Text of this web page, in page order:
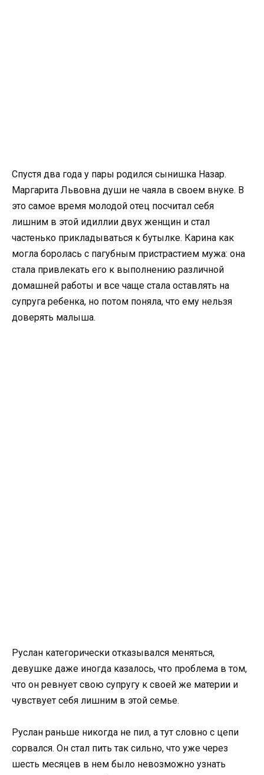
Спустя два года у пары родился сынишка Назар.
Маргарита Львовна души не чаяла в своем внуке. В
это самое время молодой отец посчитал себя
лишним в этой идиллии двух женщин и стал
частенько прикладываться к бутылке. Карина как
могла боролась с пагубным пристрастием мужа: она
стала привлекать его к выполнению различной
домашней работы и все чаще стала оставлять на
супруга ребенка, но потом поняла, что ему нельзя
доверять малыша.
Руслан категорически отказывался меняться,
девушке даже иногда казалось, что проблема в том,
что он ревнует свою супругу к своей же материи и
чувствует себя лишним в этой семье.
Руслан раньше никогда не пил, а тут словно с цепи
сорвался. Он стал пить так сильно, что уже через
шесть месяцев в нем было невозможно узнать